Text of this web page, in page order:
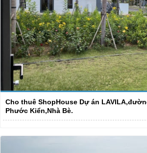
Cho thuê ShopHouse Dự án
Phước Kiển,Nhà Bè.